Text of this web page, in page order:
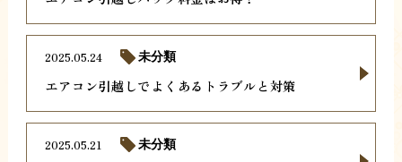
エアコン引越しでよくあるトラブルと対策
2025.05.24 未分類
2025.05.21 未分類